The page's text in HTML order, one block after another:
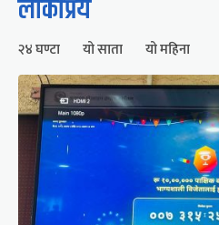
लोकप्रिय
२४ घण्टा यो साता यो महिना